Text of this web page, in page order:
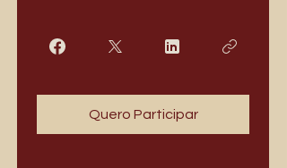
Quero Participar